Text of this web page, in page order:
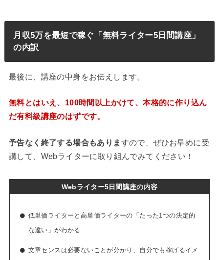
月収5万を最短で稼ぐ「無料ライター5日間講座」
の内訳
最後に、講座の中身をお伝えします。
無料とはいえ、100時間以上かけて、本格的に作り込ん
だ有料級講座のはずです。
予告なく終了する場合もありま すので、ぜひお早めに受
講して、Webライターに取り組んでみてください！
Webライター5日間講座の内容
低単価ライターと高単価ライターの「たった1つの決定的
な違い」がわかる
文章センスは必要ないことが分かり、自分でも稼げるイメ